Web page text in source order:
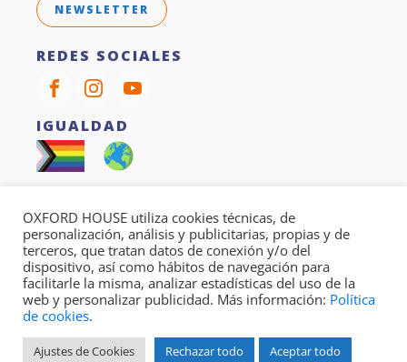
NEWSLETTER
REDES SOCIALES
IGUALDAD
Todos nuestros cursos son 100% sin papel
Copyright © 2026
Política de Privacidad |Política de Cookies|Aviso Legal
OXFORD HOUSE utiliza cookies técnicas, de
personalización, análisis y publicitarias, propias y de
terceros, que tratan datos de conexión y/o del
dispositivo, así como hábitos de navegación para
facilitarle la misma, analizar estadísticas del uso de la
web y personalizar publicidad. Más información: Política
de cookies.
Ajustes de Cookies Rechazar todo Aceptar todo